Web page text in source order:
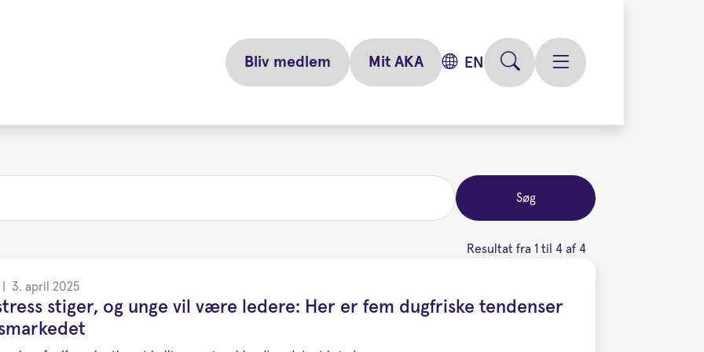
Bliv medlem Mit AKA EN
Søg
Resultat fra 1 til 4 af 4
3. april 2025
stiger, og unge vil være ledere: Her er fem dugfriske tendenser